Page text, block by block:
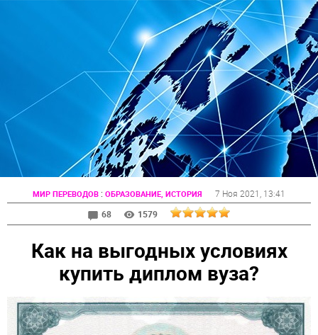
МИР ПЕРЕВОДОВ : ОБРАЗОВАНИЕ, ИСТОРИЯ 7 Ноя 2021 , 13:41
68
1579
Как на выгодных условиях
купить диплом вуза?